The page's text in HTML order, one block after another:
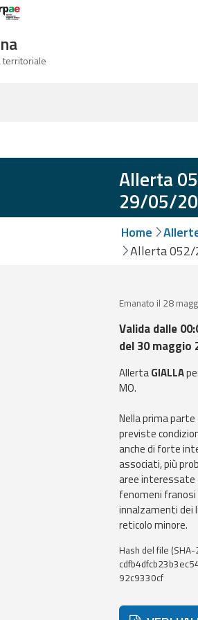
Arpae
territoriale
Allerta
29/05/
Home
Allerta 052/
Emanato il 28
Valida dalle
del 30 maggio
AllertaGIALLA
MO.
Nella prima parte
previste
anche di forte
associati, più
aree interessate
fenomeni franosi
innalzamenti dei
reticolo minore.
Hash del file
92c9330cf